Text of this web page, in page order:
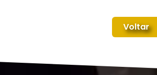
Voltar